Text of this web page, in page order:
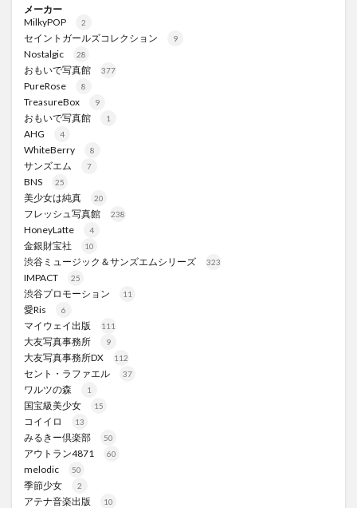
メーカー
MilkyPOP
2
セイントガールズコレクション 9
Nostalgic 28
おもいで写真館 377
PureRose 8
TreasureBox 9
おもいで写真館 1
AHG 4
WhiteBerry 8
サンズエム 7
BNS 25
美少女は純真 20
フレッシュ写真館 238
HoneyLatte 4
金銀財宝社 10
渋谷ミュージック＆サンズエムシリーズ 323
IMPACT 25
渋谷プロモーション 11
愛Ris 6
マイウェイ出版 111
大友写真事務所 9
大友写真事務所DX 112
セント・ラファエル 37
ワルツの森 1
国宝級美少女 15
コイイロ 13
みるきー倶楽部 50
アウトラン4871 60
melodic 50
季節少女 2
アテナ音楽出版 10